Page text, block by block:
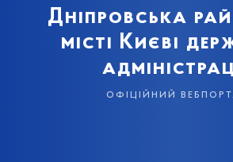
Дніпровська
місті Києві
офіційний